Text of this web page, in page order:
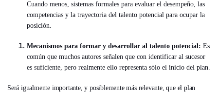
Cuando menos, sistemas formales para evaluar el desempeño, las
competencias y la trayectoria del talento potencial para ocupar la
posición.
Mecanismos para formar y desarrollar al talento potencial: Es
común que muchos autores señalen que con identificar al sucesor
es suficiente, pero realmente ello representa sólo el inicio del plan.
Será igualmente importante, y posiblemente más relevante, que el plan